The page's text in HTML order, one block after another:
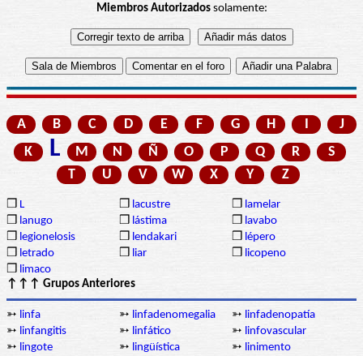
Miembros Autorizadossolamente:
A B C D E F G H I
J
K
L M N Ñ O P Q R
S
T
U V W X Y Z
❒ L ❒ lacustre ❒ lamelar
❒ lanugo ❒ lástima ❒ lavabo
❒ legionelosis ❒ lendakari ❒ lépero
❒ letrado ❒ liar ❒ licopeno
❒ limaco
↑↑↑ Grupos Anteriores
➳ linfa ➳ linfadenomegalia ➳ linfadenopatía
➳ linfangitis ➳ linfático ➳ linfovascular
➳ lingote ➳ lingüística ➳ linimento